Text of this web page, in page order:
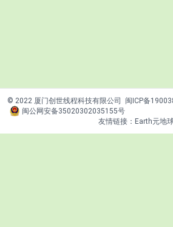
© 2022 厦门创世线程科技有限公司
闽ICP备
闽公网安备35020302035155号
友情链接： Earth元地